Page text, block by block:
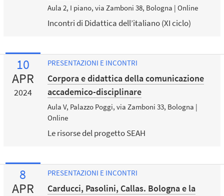
Aula 2, I piano, via Zamboni 38, Bologna | Online
Incontri di Didattica dell’italiano (XI ciclo)
10
APR
2024
PRESENTAZIONI E INCONTRI
Corpora e didattica della comunicazione
accademico-disciplinare
Aula V, Palazzo Poggi, via Zamboni 33, Bologna |
Online
Le risorse del progetto SEAH
8
APR
PRESENTAZIONI E INCONTRI
Carducci, Pasolini, Callas. Bologna e la